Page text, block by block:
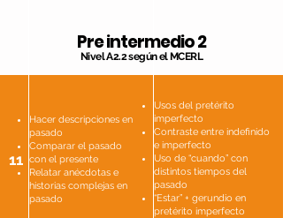
11
Hacer descripciones en
pasado
Comparar el pasado
con el presente
Relatar anécdotas e
historias complejas en
pasado
Usos del pretérito
imperfecto
Contraste entre indefinido
e imperfecto
Uso de “cuando” con
distintos tiempos del
pasado
“Estar” + gerundio en
pretérito imperfecto
Nivel A2.2 según el MCERL
Pre intermedio 2